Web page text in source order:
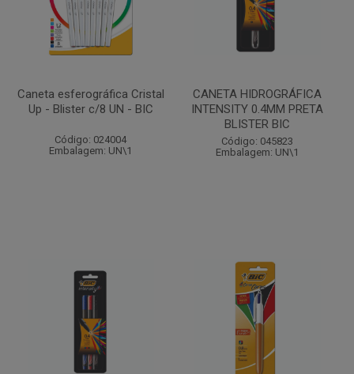
Caneta esferográfica Cristal
Up - Blister c/8 UN - BIC
Código: 024004
Embalagem: UN\1
CANETA HIDROGRÁFICA
INTENSITY 0.4MM PRETA
BLISTER BIC
Código: 045823
Embalagem: UN\1